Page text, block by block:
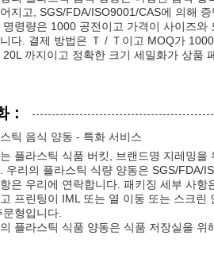
지고, SGS/FDA/ISO9001/CAS에 의해
명령량은 1000 공전이고 가격이 사이즈
다. 결제 방법은 Ｔ / Ｔ이고 MOQ가
20L 까지이고 정확한 크기 세밀화가 상품
:
틱 음식 양동 - 특화 서비스
플라스틱 식품 버킷, 브랜드명 지레밍
우리의 플라스틱 식량 양동은 SGS/FDA/
은 우리에 연락합니다. 패키징 세부 사
프린팅이 IML 또는 열 이동 또는 스크
문형입니다.
플라스틱 식품 양동은 식품 저장실을